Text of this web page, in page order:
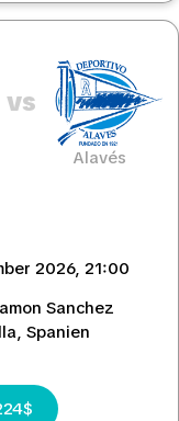
vs
Alavés
2026, 21:00
Sanchez
Spanien